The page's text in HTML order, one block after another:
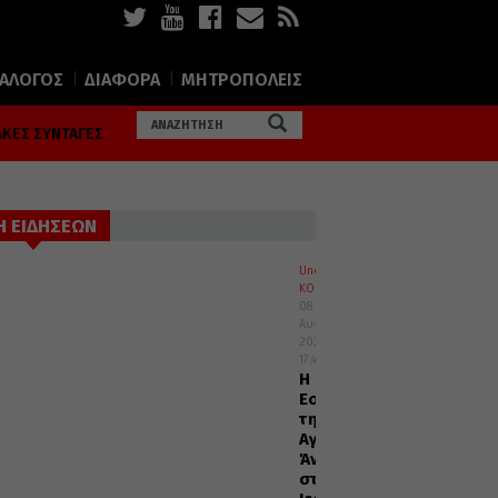
ΔΙΑΦΟΡΑ ΜΗΤΡΟΠΟΛΕΙΣ
ΣΥΝΤΑΓΕΣ
ΕΙΔΗΣΕΩΝ
Uncategorized
ΚΟΣΜΟΣ
08
Αυγούστου
2026
17:45
Η
Εορτή
της
Αγίας
Άννης
στα